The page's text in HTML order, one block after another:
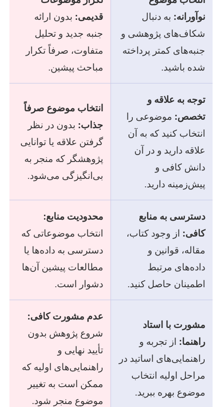
نوآورانه: به دنبال
شکاف‌های پژوهشی و
جنبه‌های کمتر پرداخته
شده باشید.
قدیمی: بدون ارائه
جنبه جدید و تحلیل
متفاوت، صرفاً تکرار
مباحث پیشین.
توجه به علاقه و
تخصص: موضوعی را
انتخاب کنید که به آن
علاقه دارید و در آن
دانش کافی و
پیش‌زمینه دارید.
انتخاب موضوع صرفاً
جذاب: بدون در نظر
گرفتن علاقه یا توانایی
پژوهشگر که منجر به
بی‌انگیزگی می‌شود.
دسترسی به منابع
کافی: از وجود کتاب،
مقاله، قوانین و
داده‌های مرتبط
اطمینان حاصل کنید.
محدودیت منابع:
انتخاب موضوعاتی که
دسترسی به داده‌ها یا
مطالعات پیشین آن‌ها
دشوار است.
مشورت با استاد
راهنما: از تجربه و
راهنمایی‌های اساتید در
مراحل اولیه انتخاب
موضوع بهره ببرید.
عدم مشورت کافی:
شروع پژوهش بدون
تأیید نهایی و
راهنمایی‌های اولیه که
ممکن است به تغییر
موضوع منجر شود.